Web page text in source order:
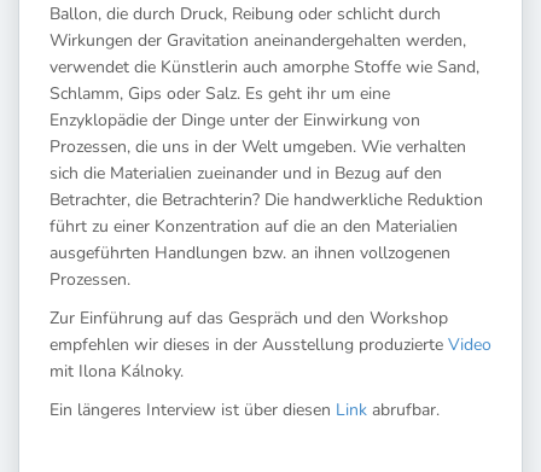
Ballon, die durch Druck, Reibung oder schlicht durch
Wirkungen der Gravitation aneinandergehalten werden,
verwendet die Künstlerin auch amorphe Stoffe wie Sand,
Schlamm, Gips oder Salz. Es geht ihr um eine
Enzyklopädie der Dinge unter der Einwirkung von
Prozessen, die uns in der Welt umgeben. Wie verhalten
sich die Materialien zueinander und in Bezug auf den
Betrachter, die Betrachterin? Die handwerkliche Reduktion
führt zu einer Konzentration auf die an den Materialien
ausgeführten Handlungen bzw. an ihnen vollzogenen
Prozessen.
Zur Einführung auf das Gespräch und den Workshop
empfehlen wir dieses in der Ausstellung produzierte Video
mit Ilona Kálnoky.
Ein längeres Interview ist über diesen Link abrufbar.